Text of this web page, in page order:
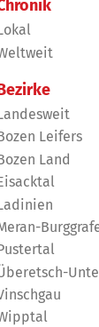
Leifers
Land